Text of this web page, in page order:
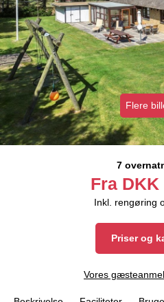
Flere
7
Fra DKK
Inkl. rengøring
Priser og
Vores